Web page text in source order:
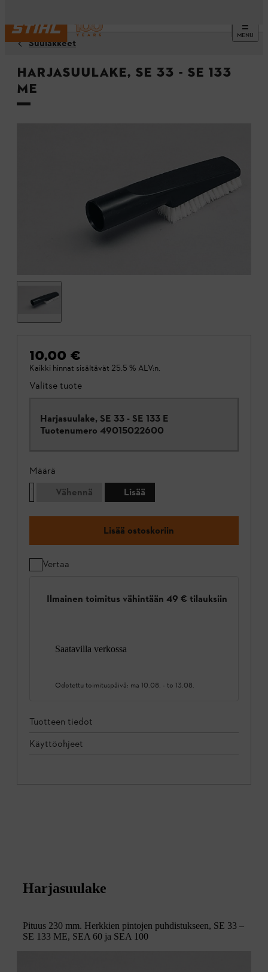
MENU
Suulakkeet
Harjasuulake, SE 33 - SE 133
ME
10,00 €
Kaikki hinnat sisältävät 25.5 % ALV:n.
Valitse tuote
Harjasuulake, SE 33 - SE 133 E
Tuotenumero 49015022600
Määrä
Vähennä
Lisää
Lisää ostoskoriin
Vertaa
Ilmainen toimitus vähintään 49 € tilauksiin
Saatavilla verkossa
Odotettu toimituspäivä: ma 10.08. - to 13.08.
Tuotteen tiedot
Käyttöohjeet
Harjasuulake
Pituus 230 mm. Herkkien pintojen puhdistukseen, SE 33 –
SE 133 ME, SEA 60 ja SEA 100